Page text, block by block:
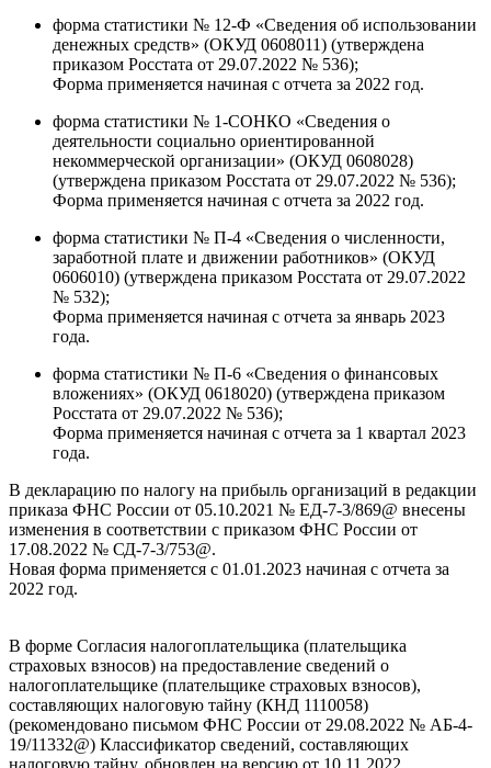
форма статистики № 12-Ф «Сведения об использовании
денежных средств» (ОКУД 0608011) (утверждена
приказом Росстата от 29.07.2022 № 536);
Форма применяется начиная с отчета за 2022 год.
форма статистики № 1-СОНКО «Сведения о
деятельности социально ориентированной
некоммерческой организации» (ОКУД 0608028)
(утверждена приказом Росстата от 29.07.2022 № 536);
Форма применяется начиная с отчета за 2022 год.
форма статистики № П-4 «Сведения о численности,
заработной плате и движении работников» (ОКУД
0606010) (утверждена приказом Росстата от 29.07.2022
№ 532);
Форма применяется начиная с отчета за январь 2023
года.
форма статистики № П-6 «Сведения о финансовых
вложениях» (ОКУД 0618020) (утверждена приказом
Росстата от 29.07.2022 № 536);
Форма применяется начиная с отчета за 1 квартал 2023
года.
В декларацию по налогу на прибыль организаций в редакции
приказа ФНС России от 05.10.2021 № ЕД-7-3/869@ внесены
изменения в соответствии с приказом ФНС России от
17.08.2022 № СД-7-3/753@.
Новая форма применяется с 01.01.2023 начиная с отчета за
2022 год.
В форме Согласия налогоплательщика (плательщика
страховых взносов) на предоставление сведений о
налогоплательщике (плательщике страховых взносов),
составляющих налоговую тайну (КНД 1110058)
(рекомендовано письмом ФНС России от 29.08.2022 № АБ-4-
19/11332@) Классификатор сведений, составляющих